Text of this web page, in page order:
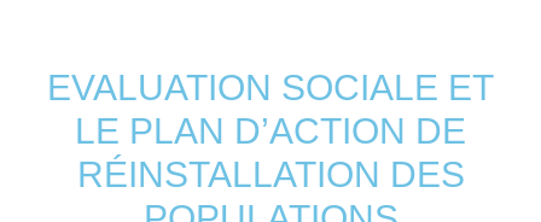
EVALUATION SOCIALE ET
LE PLAN D’ACTION DE
RÉINSTALLATION DES